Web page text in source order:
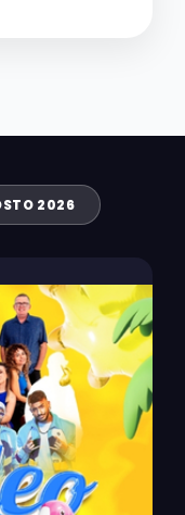
2026